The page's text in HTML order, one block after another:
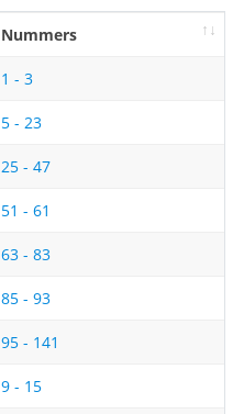
Nummers
1 - 3
5 - 23
25 - 47
51 - 61
63 - 83
85 - 93
95 - 141
9 - 15